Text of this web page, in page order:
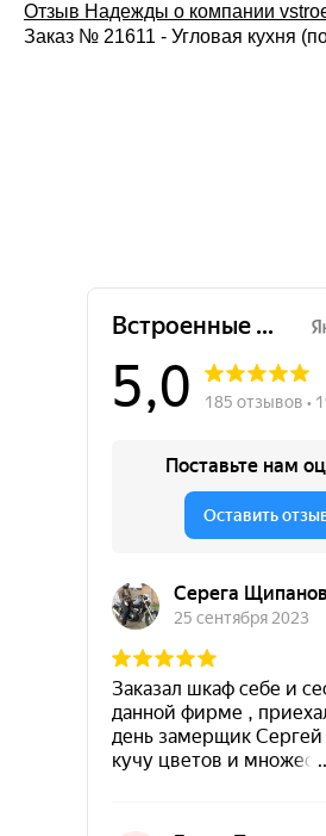
Отзыв Надежды о компании
Заказ № 21611 - Угловая кухня